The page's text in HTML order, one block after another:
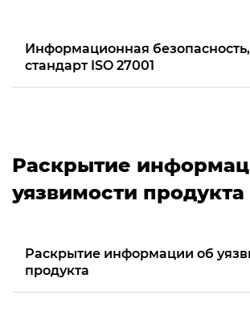
Информационная безопасность,
стандарт ISO 27001
Раскрытие
уязвимости продукта
Раскрытие информации об
продукта